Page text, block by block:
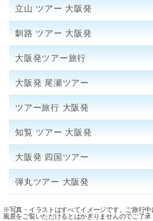
立山 ツアー 大阪発
釧路 ツアー 大阪発
大阪発ツアー旅行
大阪発 尾瀬ツアー
ツアー旅行 大阪発
知覧 ツアー 大阪発
大阪発 四国ツアー
弾丸ツアー 大阪発
※写真・イラストはすべてイメージです。ご旅行
風景をご覧いただけるとはかぎりませんのでご了承